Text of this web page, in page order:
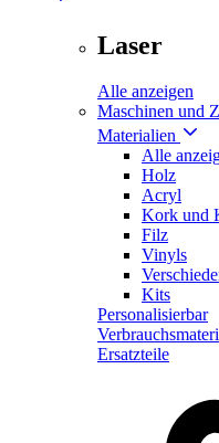
Laser
Alle anzeigen
Maschinen und
Materialien
Alle
Holz
Acryl
Kork und
Filz
Vinyls
Kits
Personalisierbar
Ersatzteile